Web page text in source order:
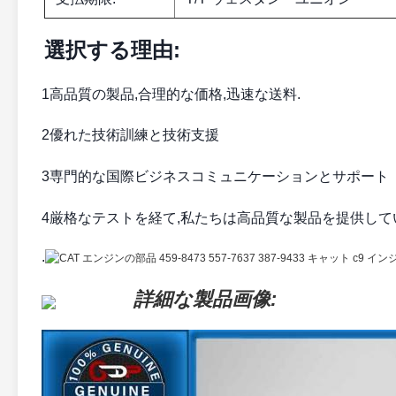
選択する理由:
1高品質の製品,合理的な価格,迅速な送料.
2優れた技術訓練と技術支援
3専門的な国際ビジネスコミュニケーションとサポート
4厳格なテストを経て,私たちは高品質な製品を提供して
.
詳細な製品画像: